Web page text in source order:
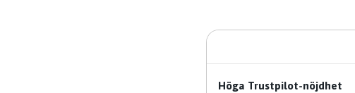
Höga Trustpilot-nöjdhet